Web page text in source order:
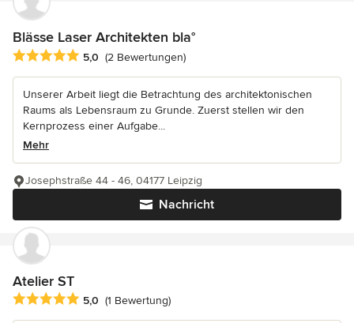
Blässe Laser Architekten bla°
Durchschnittliche Bewertung: 5 von 5 Sternen
5,0 (2 Bewertungen)
Unserer Arbeit liegt die Betrachtung des architektonischen
Raums als Lebensraum zu Grunde. Zuerst stellen wir den
Kernprozess einer Aufgabe...
Mehr
Nachricht
Josephstraße 44 - 46, 04177 Leipzig
Atelier ST
Durchschnittliche Bewertung: 5 von 5 Sternen
5,0 (1 Bewertung)